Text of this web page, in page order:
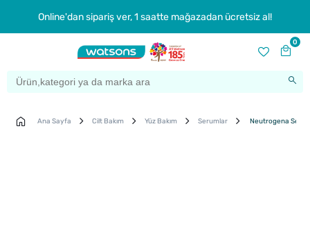
Online'dan sipariş ver, 1 saatte mağazadan ücretsiz al!
0
Ana Sayfa Cilt Bakım Yüz Bakım Serumlar Neutrogena